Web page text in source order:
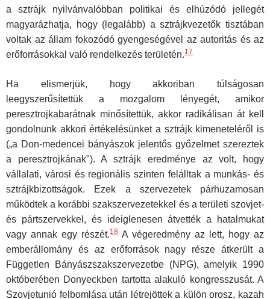
a sztrájk nyilvánvalóbban politikai és elhúzódó jellegét
magyarázhatja, hogy (legalább) a sztrájkvezetők tisztában
voltak az állam fokozódó gyengeségével az autoritás és az
erőforrásokkal való rendelkezés területén.17
Ha elismerjük, hogy akkoriban túlságosan
leegyszerűsítettük a mozga­lom lényegét, amikor
peresztrojkabarátnak minősítettük, akkor radikálisan át kell
gondolnunk akkori értékelésünket a sztrájk kimeneteléről is
(„a Don-medencei bányászok jelentős győzelmet szereztek
a peresztroj­kának"). A sztrájk eredménye az volt, hogy
vállalati, városi és regionális szinten felálltak a munkás- és
sztrájkbizottságok. Ezek a szervezetek párhuzamosan
működtek a korábbi szakszervezetekkel és a területi szovjet-
és pártszervekkel, és ideiglenesen átvették a hatalmukat
vagy annak egy részét.18 A végeredmény az lett, hogy az
emberállomány és az erőforrások nagy része átkerült a
Független Bányászszakszervezetbe (NPG), amelyik 1990
októberében Donyeckben tartotta alakuló kongresszusát. A
Szovjetunió felbomlása után létrejöttek a külön orosz, kazah